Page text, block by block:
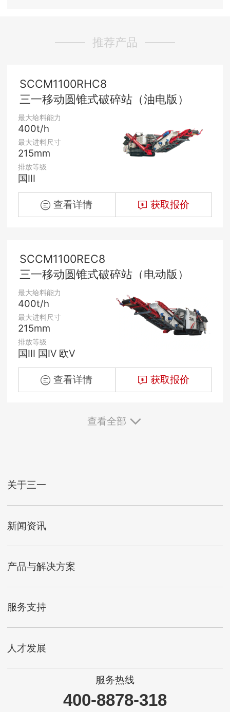
推荐产品
SCCM1100RHC8
三一移动圆锥式破碎站（油电版）
最大给料能力
400t/h
最大进料尺寸
215mm
排放等级
国III
查看详情 获取报价
SCCM1100REC8
三一移动圆锥式破碎站（电动版）
最大给料能力
400t/h
最大进料尺寸
215mm
排放等级
国III 国Ⅳ 欧V
查看详情 获取报价
查看全部
关于三一
新闻资讯
产品与解决方案
服务支持
人才发展
服务热线
400-8878-318